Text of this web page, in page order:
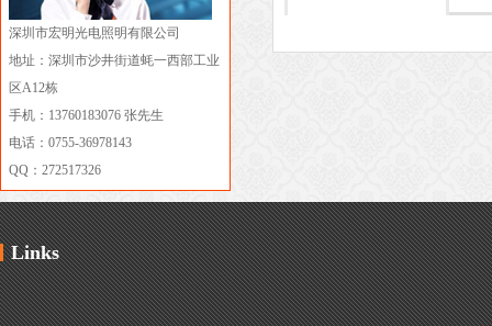
深圳市宏明光电照明有限公司
地址：深圳市沙井街道蚝一西部工业
区A12栋
手机：13760183076 张先生
电话：0755-36978143
QQ：272517326
Links